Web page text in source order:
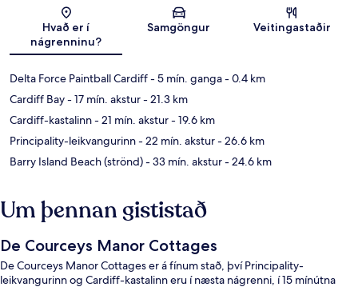
Kort
Hvað er í
nágrenninu?
Samgöngur Veitingastaðir
Delta Force Paintball Cardiff- 5 mín. ganga- 0.4 km
Cardiff Bay- 17 mín. akstur- 21.3 km
Cardiff-kastalinn- 21 mín. akstur- 19.6 km
Principality-leikvangurinn- 22 mín. akstur- 26.6 km
Barry Island Beach (strönd)- 33 mín. akstur- 24.6 km
Um þennan gististað
De Courceys Manor Cottages
De Courceys Manor Cottages er á fínum stað, því Principality-
leikvangurinn og Cardiff-kastalinn eru í næsta nágrenni, í 15 mínútna